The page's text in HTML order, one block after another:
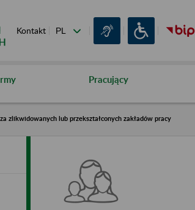
Kontakt
Pracujący
zlikwidowanych lub przekształconych zakładów pracy